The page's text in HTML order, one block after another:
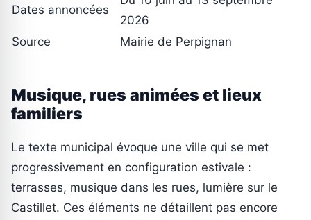
Dates annoncées
2026
Source
Mairie de Perpignan
Musique, rues animées et lieux
familiers
Le texte municipal évoque une ville qui se met
progressivement en configuration estivale :
terrasses, musique dans les rues, lumière sur le
Castillet. Ces éléments ne détaillent pas encore